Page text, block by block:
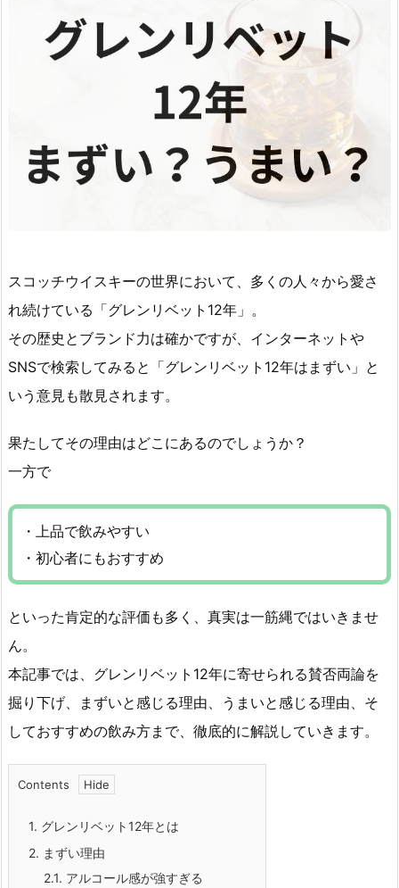
スコッチウイスキーの世界において、多くの人々から愛さ
れ続けている「グレンリベット12年」。
その歴史とブランド力は確かですが、インターネットや
SNSで検索してみると「グレンリベット12年はまずい」と
いう意見も散見されます。
果たしてその理由はどこにあるのでしょうか？
一方で
・上品で飲みやすい
・初心者にもおすすめ
といった肯定的な評価も多く、真実は一筋縄ではいきませ
ん。
本記事では、グレンリベット12年に寄せられる賛否両論を
掘り下げ、まずいと感じる理由、うまいと感じる理由、そ
しておすすめの飲み方まで、徹底的に解説していきます。
Contents
1. グレンリベット12年とは
2. まずい理由
2.1. アルコール感が強すぎる